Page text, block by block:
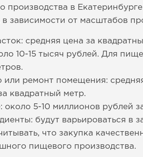
производства в
зависимости от масштабов
средняя цена за
10-15 тысяч рублей. Для
или ремонт помещения:
квадратный метр.
около 5-10 миллионов рублей
будут варьироваться в
что закупка
пищевого производства.